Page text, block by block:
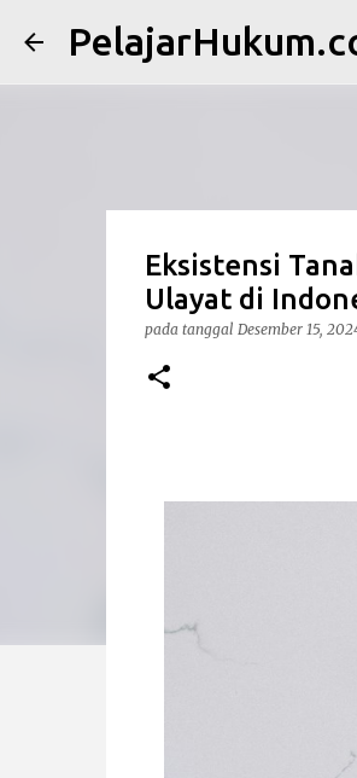
Eksistensi
Ulayat di
pada tanggal Desember 15,